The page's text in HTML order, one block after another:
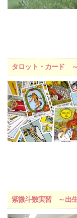
タロット・カード
紫微斗数実習 ～出